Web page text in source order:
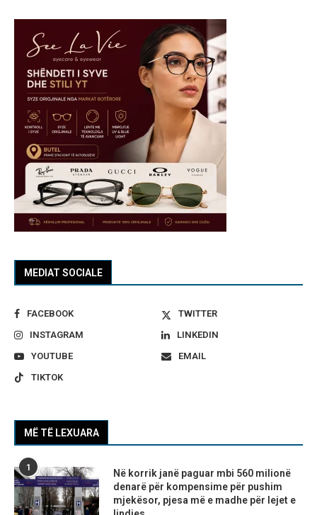
MEDIAT SOCIALE
FACEBOOK
TWITTER
INSTAGRAM
LINKEDIN
YOUTUBE
EMAIL
TIKTOK
MË TË LEXUARA
1
Në korrik janë paguar mbi 560 milionë
denarë për kompensime për pushim
mjekësor, pjesa më e madhe për lejet e